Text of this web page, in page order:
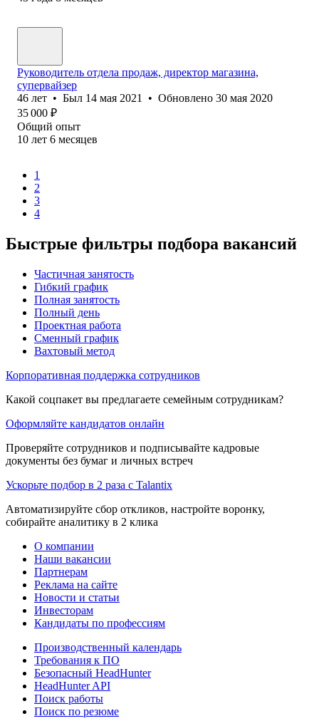
Руководитель отдела продаж, директор магазина,
супервайзер
46 лет • Был 14 мая 2021 • Обновлено 30 мая 2020
35 000 ₽
Общий опыт
10 лет 6 месяцев
1
2
3
4
Быстрые фильтры подбора вакансий
Частичная занятость
Гибкий график
Полная занятость
Полный день
Проектная работа
Сменный график
Вахтовый метод
Корпоративная поддержка сотрудников
Какой соцпакет вы предлагаете семейным сотрудникам?
Оформляйте кандидатов онлайн
Проверяйте сотрудников и подписывайте кадровые
документы без бумаг и личных встреч
Ускорьте подбор в 2 раза с Talantix
Автоматизируйте сбор откликов, настройте воронку,
собирайте аналитику в 2 клика
О компании
Наши вакансии
Партнерам
Реклама на сайте
Новости и статьи
Инвесторам
Кандидаты по профессиям
Производственный календарь
Требования к ПО
Безопасный HeadHunter
HeadHunter API
Поиск работы
Поиск по резюме